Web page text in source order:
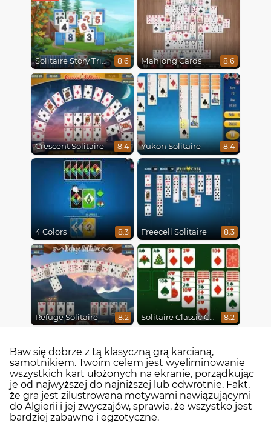
Solitaire Story Tripeaks 4 8.6 Mahjong Cards 8.6
Crescent Solitaire 8.4 Yukon Solitaire 8.4
4 Colors 8.3 Freecell Solitaire 8.3
Refuge Solitaire 8.2 Solitaire Classic Christmas 8.2
Baw się dobrze z tą klasyczną grą karcianą,
samotnikiem. Twoim celem jest wyeliminowanie
wszystkich kart ułożonych na ekranie, porządkując
je od najwyższej do najniższej lub odwrotnie. Fakt,
że gra jest zilustrowana motywami nawiązującymi
do Algierii i jej zwyczajów, sprawia, że wszystko jest
bardziej zabawne i egzotyczne.